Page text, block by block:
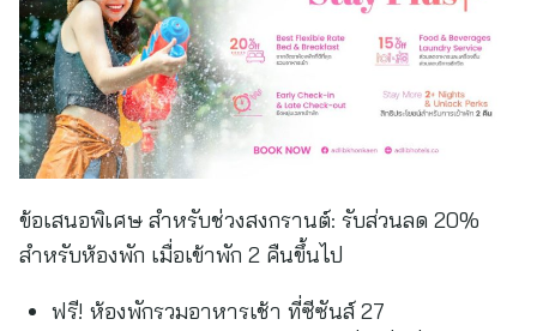
ข้อเสนอพิเศษ สำหรับช่วงสงกรานต์: รับส่วนลด 20%
สำหรับห้องพัก เมื่อเข้าพัก 2 คืนขึ้นไป
ฟรี! ห้องพักรวมอาหารเช้า ที่ซีซันส์ 27